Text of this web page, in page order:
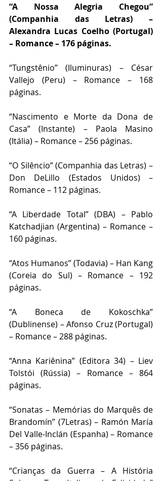
“A Nossa Alegria Chegou”
(Companhia das Letras) –
Alexandra Lucas Coelho (Portugal)
– Romance – 176 páginas.
“Tungstênio” (Iluminuras) – César
Vallejo (Peru) – Romance – 168
páginas.
“Nascimento e Morte da Dona de
Casa” (Instante) – Paola Masino
(Itália) – Romance – 256 páginas.
“O Silêncio” (Companhia das Letras) –
Don DeLillo (Estados Unidos) –
Romance – 112 páginas.
“A Liberdade Total” (DBA) – Pablo
Katchadjian (Argentina) – Romance –
160 páginas.
“Atos Humanos” (Todavia) – Han Kang
(Coreia do Sul) – Romance – 192
páginas.
“A Boneca de Kokoschka”
(Dublinense) – Afonso Cruz (Portugal)
– Romance – 288 páginas.
“Anna Kariênina” (Editora 34) – Liev
Tolstói (Rússia) – Romance – 864
páginas.
“Sonatas – Memórias do Marquês de
Brandomín” (7Letras) – Ramón María
Del Valle-Inclán (Espanha) – Romance
– 356 páginas.
“Crianças da Guerra – A História
Sobre o Trem Italiano da Felicidade”